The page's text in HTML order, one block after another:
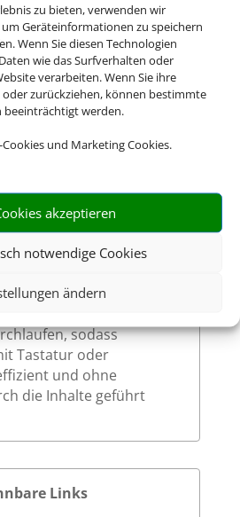
zu bieten, verwenden wir
Geräteinformationen zu speichern
Wenn Sie diesen Technologien
wie das Surfverhalten oder
verarbeiten. Wenn Sie ihre
zurückziehen, können bestimmte
werden.
und Marketing Cookies.
akzeptieren
notwendige Cookies
ändern
Buttons oder
zeigen klar sichtbar an,
ausgewählt werden.
wir eine vollständige
ohne Maus.
bei
auf unserer Website
dem visuellen
interaktive
sodass
Tastatur oder
und ohne
die Inhalte geführt
Links